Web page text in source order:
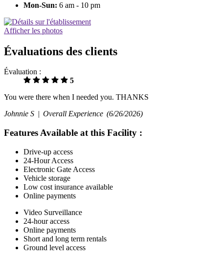
Mon-Sun: 6 am - 10 pm
Afficher les photos
Évaluations des clients
Évaluation :
5
You were there when I needed you. THANKS
Johnnie S |
Overall Experience (6/26/2026)
Features Available at this Facility :
Drive-up access
24-Hour Access
Electronic Gate Access
Vehicle storage
Low cost insurance available
Online payments
Video Surveillance
24-hour access
Online payments
Short and long term rentals
Ground level access